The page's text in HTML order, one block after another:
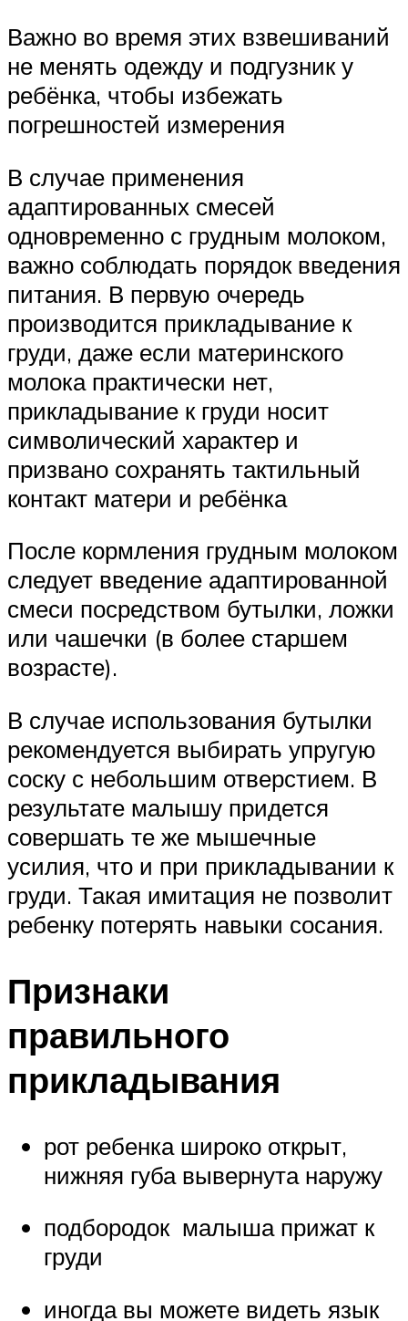
Важно во время этих взвешиваний
не менять одежду и подгузник у
ребёнка, чтобы избежать
погрешностей измерения
В случае применения
адаптированных смесей
одновременно с грудным молоком,
важно соблюдать порядок введения
питания. В первую очередь
производится прикладывание к
груди, даже если материнского
молока практически нет,
прикладывание к груди носит
символический характер и
призвано сохранять тактильный
контакт матери и ребёнка
После кормления грудным молоком
следует введение адаптированной
смеси посредством бутылки, ложки
или чашечки (в более старшем
возрасте).
В случае использования бутылки
рекомендуется выбирать упругую
соску с небольшим отверстием. В
результате малышу придется
совершать те же мышечные
усилия, что и при прикладывании к
груди. Такая имитация не позволит
ребенку потерять навыки сосания.
Признаки
правильного
прикладывания
рот ребенка широко открыт,
нижняя губа вывернута наружу
подбородок малыша прижат к
груди
иногда вы можете видеть язык